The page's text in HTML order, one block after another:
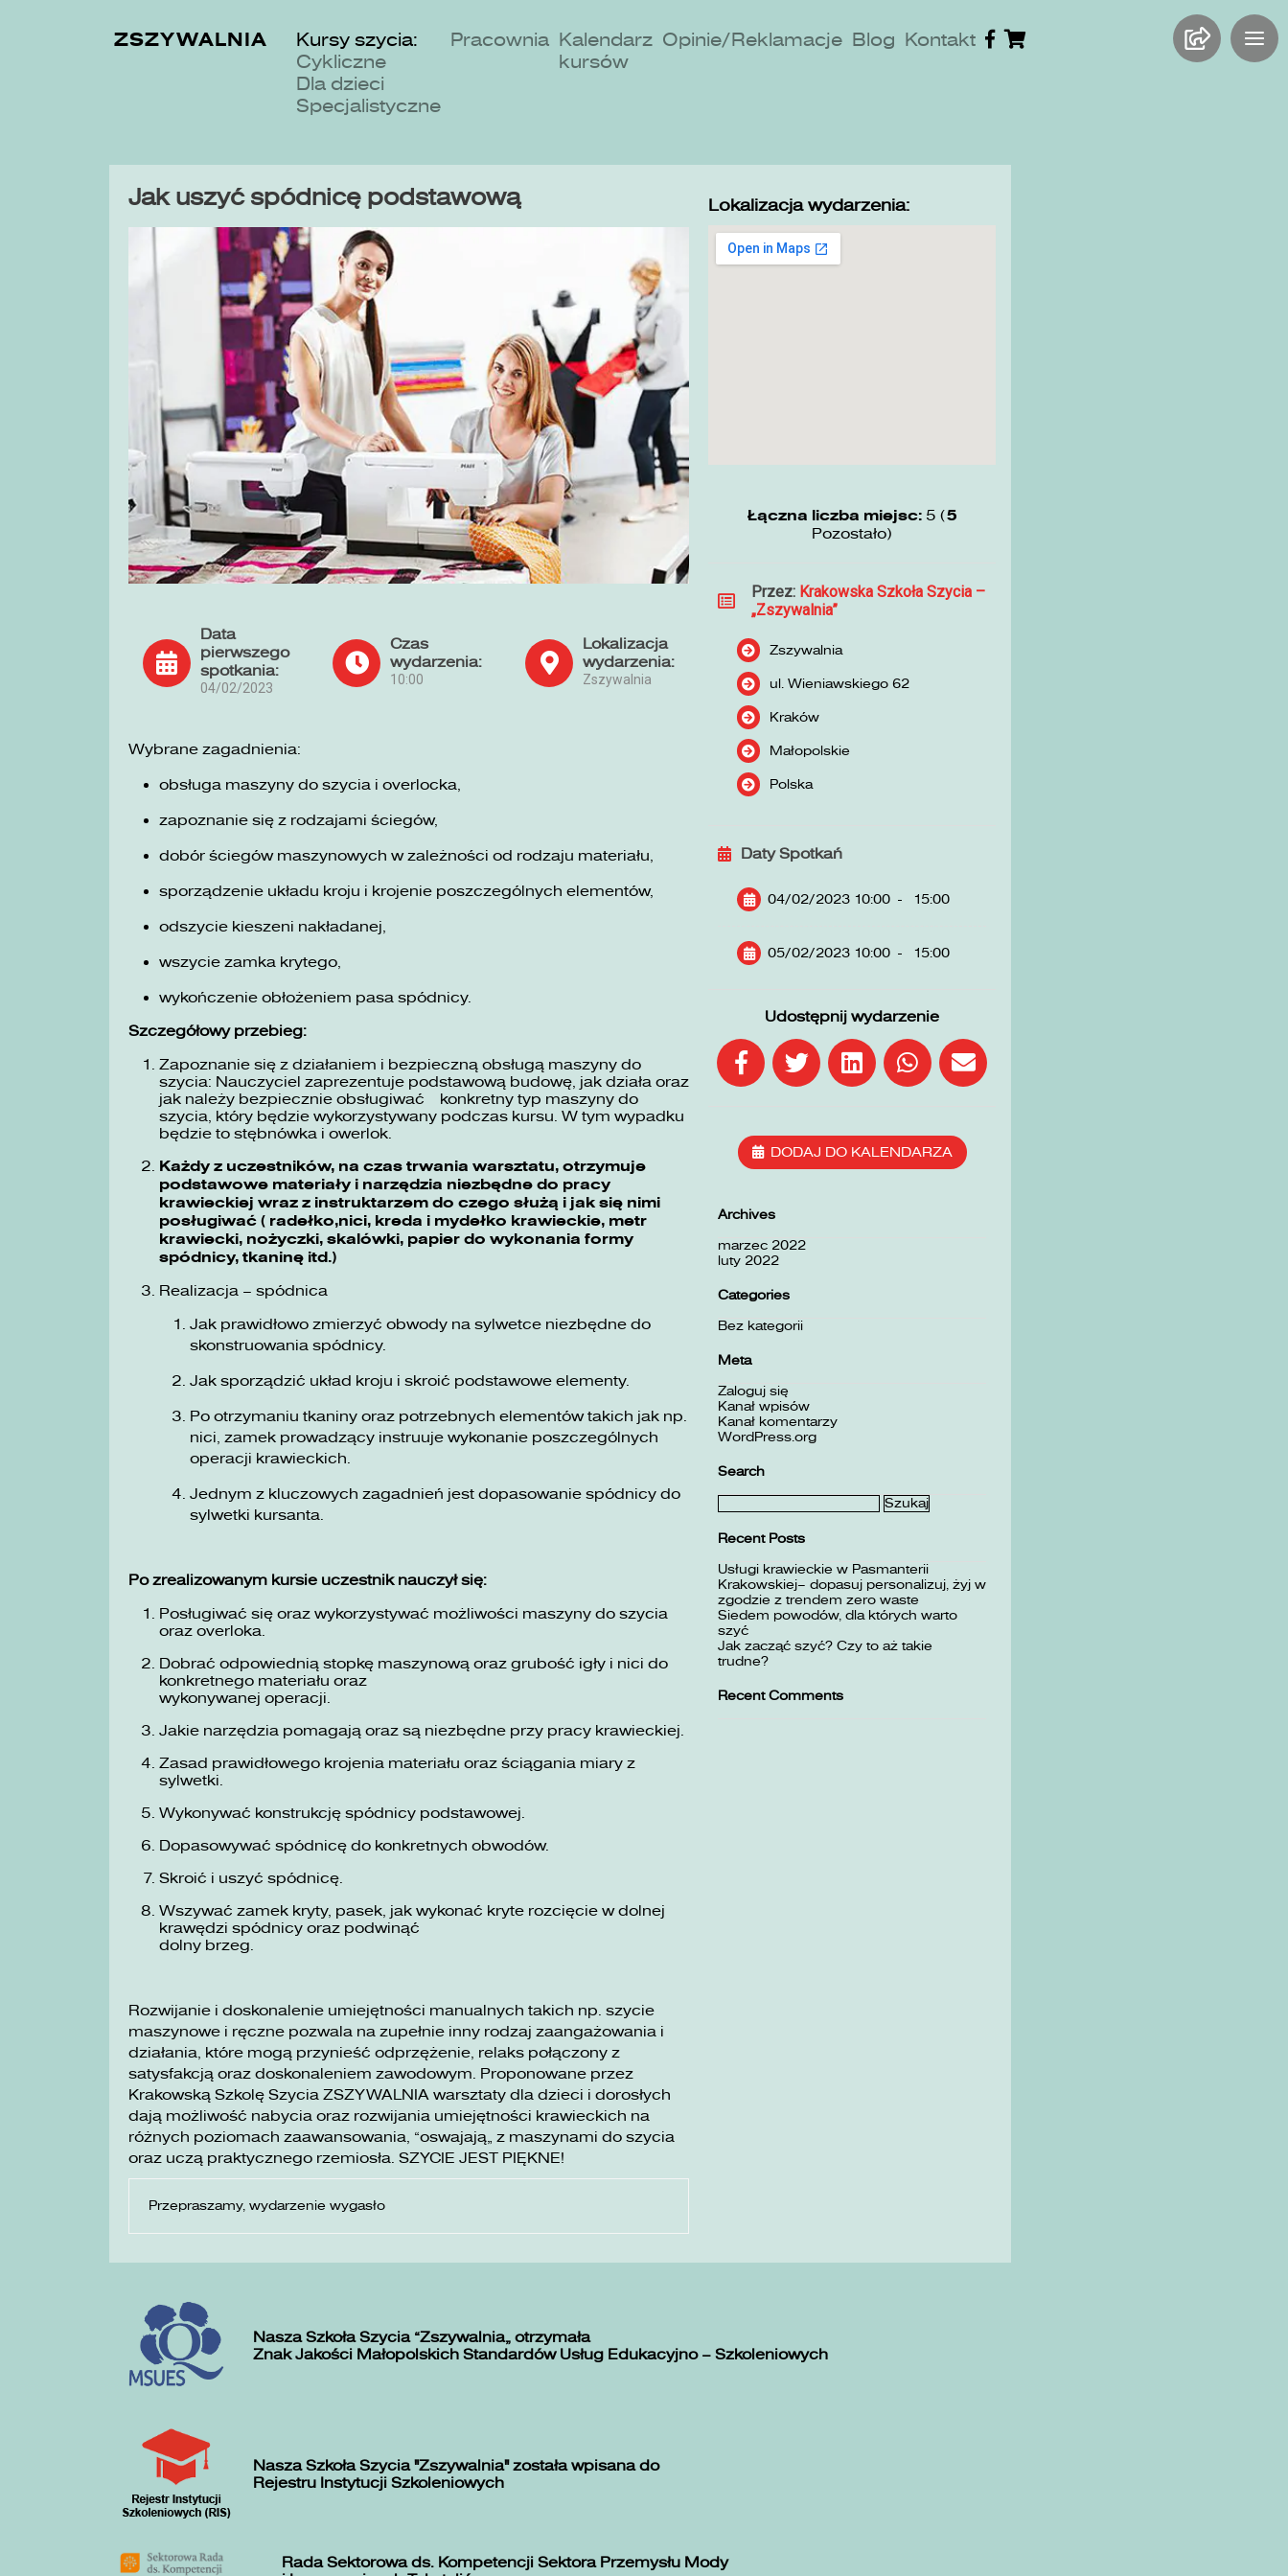
ZSZYWALNIA
Kursy szycia:
Cykliczne
Dla dzieci
Specjalistyczne
Pracownia Kalendarz
kursów
Opinie/Reklamacje Blog Kontakt
Jak uszyć spódnicę podstawową
Data
pierwszego
spotkania:
04/02/2023
Czas
wydarzenia:
10:00
Lokalizacja
wydarzenia:
Zszywalnia
Wybrane zagadnienia:
obsługa maszyny do szycia i overlocka,
zapoznanie się z rodzajami ściegów,
dobór ściegów maszynowych w zależności od rodzaju materiału,
sporządzenie układu kroju i krojenie poszczególnych elementów,
odszycie kieszeni nakładanej,
wszycie zamka krytego,
wykończenie obłożeniem pasa spódnicy.
Szczegółowy przebieg:
Zapoznanie się z działaniem i bezpieczną obsługą maszyny do
szycia: Nauczyciel zaprezentuje podstawową budowę, jak działa oraz
jak należy bezpiecznie obsługiwać konkretny typ maszyny do
szycia, który będzie wykorzystywany podczas kursu. W tym wypadku
będzie to stębnówka i owerlok.
Każdy z uczestników, na czas trwania warsztatu, otrzymuje
podstawowe materiały i narzędzia niezbędne do pracy
krawieckiej wraz z instruktarzem do czego służą i jak się nimi
posługiwać ( radełko,nici, kreda i mydełko krawieckie, metr
krawiecki, nożyczki, skalówki, papier do wykonania formy
spódnicy, tkaninę itd.)
Realizacja – spódnica
Jak prawidłowo zmierzyć obwody na sylwetce niezbędne do
skonstruowania spódnicy.
Jak sporządzić układ kroju i skroić podstawowe elementy.
Po otrzymaniu tkaniny oraz potrzebnych elementów takich jak np.
nici, zamek prowadzący instruuje wykonanie poszczególnych
operacji krawieckich.
Jednym z kluczowych zagadnień jest dopasowanie spódnicy do
sylwetki kursanta.
Po zrealizowanym kursie uczestnik nauczył się:
Posługiwać się oraz wykorzystywać możliwości maszyny do szycia
oraz overloka.
Dobrać odpowiednią stopkę maszynową oraz grubość igły i nici do
konkretnego materiału oraz
wykonywanej operacji.
Jakie narzędzia pomagają oraz są niezbędne przy pracy krawieckiej.
Zasad prawidłowego krojenia materiału oraz ściągania miary z
sylwetki.
Wykonywać konstrukcję spódnicy podstawowej.
Dopasowywać spódnicę do konkretnych obwodów.
Skroić i uszyć spódnicę.
Wszywać zamek kryty, pasek, jak wykonać kryte rozcięcie w dolnej
krawędzi spódnicy oraz podwinąć
dolny brzeg.
Rozwijanie i doskonalenie umiejętności manualnych takich np. szycie
maszynowe i ręczne pozwala na zupełnie inny rodzaj zaangażowania i
działania, które mogą przynieść odprzężenie, relaks połączony z
satysfakcją oraz doskonaleniem zawodowym. Proponowane przez
Krakowską Szkolę Szycia ZSZYWALNIA warsztaty dla dzieci i dorosłych
dają możliwość nabycia oraz rozwijania umiejętności krawieckich na
różnych poziomach zaawansowania, „oswajają” z maszynami do szycia
oraz uczą praktycznego rzemiosła. SZYCIE JEST PIĘKNE!
Przepraszamy, wydarzenie wygasło
Lokalizacja wydarzenia:
Łączna liczba miejsc: 5 (5
Pozostało)
Przez: Krakowska Szkoła Szycia –
„Zszywalnia”
Zszywalnia
ul. Wieniawskiego 62
Kraków
Małopolskie
Polska
Daty Spotkań
04/02/2023 10:00 - 15:00
05/02/2023 10:00 - 15:00
Udostępnij wydarzenie
DODAJ DO KALENDARZA
Archives
marzec 2022
luty 2022
Categories
Bez kategorii
Meta
Zaloguj się
Kanał wpisów
Kanał komentarzy
WordPress.org
Search
Szukaj:
Recent Posts
Usługi krawieckie w Pasmanterii
Krakowskiej– dopasuj personalizuj, żyj w
zgodzie z trendem zero waste
Siedem powodów, dla których warto
szyć
Jak zacząć szyć? Czy to aż takie
trudne?
Recent Comments
Nasza Szkoła Szycia „Zszywalnia” otrzymała
Znak Jakości Małopolskich Standardów Usług Edukacyjno – Szkoleniowych
Nasza Szkoła Szycia "Zszywalnia" została wpisana do
Rejestru Instytucji Szkoleniowych
Rada Sektorowa ds. Kompetencji Sektora Przemysłu Mody